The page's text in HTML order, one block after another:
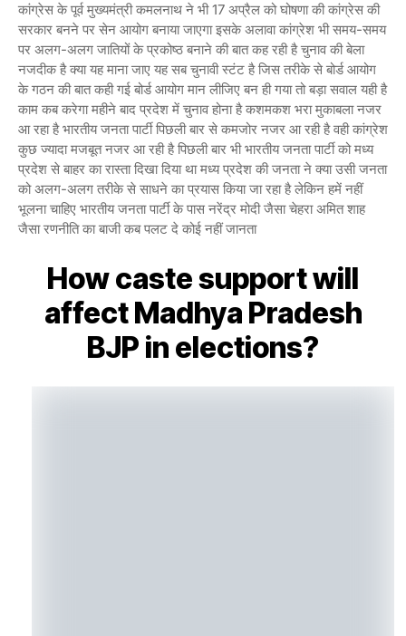
कांग्रेस के पूर्व मुख्यमंत्री कमलनाथ ने भी 17 अप्रैल को घोषणा की कांग्रेस की
सरकार बनने पर सेन आयोग बनाया जाएगा इसके अलावा कांग्रेश भी समय-समय
पर अलग-अलग जातियों के प्रकोष्ठ बनाने की बात कह रही है चुनाव की बेला
नजदीक है क्या यह माना जाए यह सब चुनावी स्टंट है जिस तरीके से बोर्ड आयोग
के गठन की बात कही गई बोर्ड आयोग मान लीजिए बन ही गया तो बड़ा सवाल यही है
काम कब करेगा महीने बाद प्रदेश में चुनाव होना है कशमकश भरा मुकाबला नजर
आ रहा है भारतीय जनता पार्टी पिछली बार से कमजोर नजर आ रही है वही कांग्रेश
कुछ ज्यादा मजबूत नजर आ रही है पिछली बार भी भारतीय जनता पार्टी को मध्य
प्रदेश से बाहर का रास्ता दिखा दिया था मध्य प्रदेश की जनता ने क्या उसी जनता
को अलग-अलग तरीके से साधने का प्रयास किया जा रहा है लेकिन हमें नहीं
भूलना चाहिए भारतीय जनता पार्टी के पास नरेंद्र मोदी जैसा चेहरा अमित शाह
जैसा रणनीति का बाजी कब पलट दे कोई नहीं जानता
How caste support will
affect Madhya Pradesh
BJP in elections?